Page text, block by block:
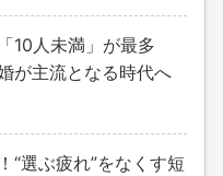
10人未満」が最多
が主流となる時代へ
“選ぶ疲れ”をなくす短